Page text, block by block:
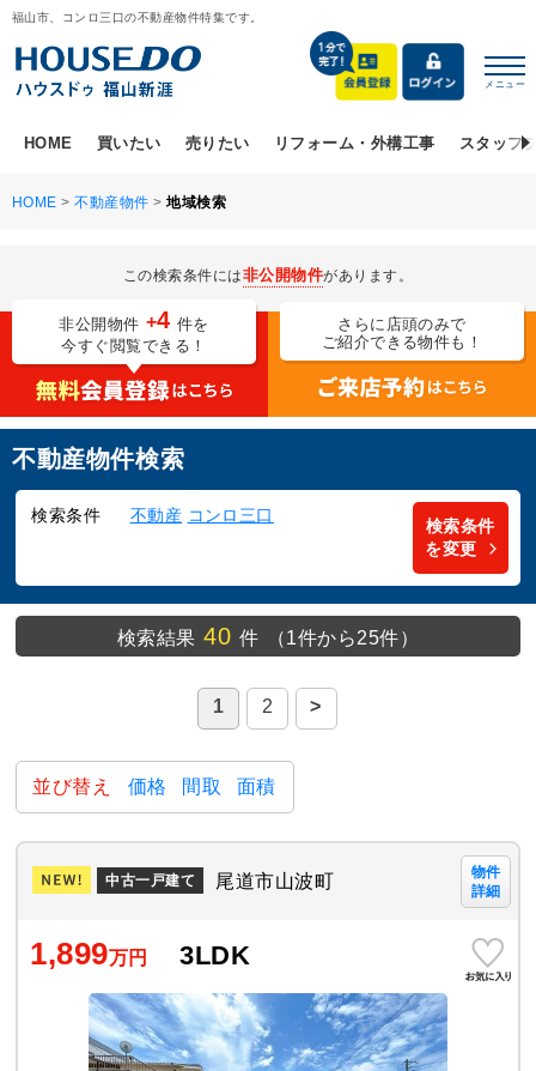
福山市、コンロ三口の不動産物件特集です。
メニュー
HOME 買いたい 売りたい リフォーム・外構工事 スタッフ
HOME >不動産物件 >地域検索
この検索条件には非公開物件があります。
非公開物件 +4 件を
今すぐ閲覧できる！
さらに店頭のみで
ご紹介できる物件も！
不動産物件検索
検索条件 不動産 コンロ三口
検索条件
を変更
検索結果 40 件 （1件から25件）
1 2 >
並び替え 価格 間取 面積
中古一戸建て 尾道市山波町
物件
詳細
1,899万円 3LDK